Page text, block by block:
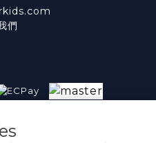
們
一編號:53563252
路六段310號5樓